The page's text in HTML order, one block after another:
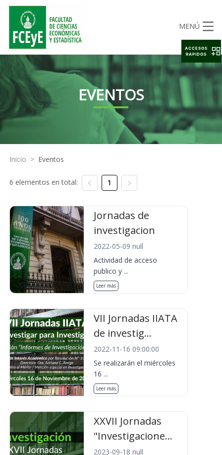
MENÚ
EVENTOS
Inicio > Eventos
6 elementos en total: 1
Jornadas de
investigacion
2022-05-09 null
Actividad de acceso
publico y ...
Leer más
VII Jornadas IIATA
de investig...
2022-11-16 09:00:00
Se realizarán el miércoles
16 ...
Leer más
XXVII Jornadas
"Investigacione...
2023-09-18 null
ACCESOS
RAPIDOS